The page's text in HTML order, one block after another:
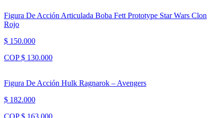
Figura De Acción Articulada Boba Fett Prototype Star Wars Clon
Rojo
$ 150.000
COP $ 130.000
Figura De Acción Hulk Ragnarok – Avengers
$ 182.000
COP $ 163.000